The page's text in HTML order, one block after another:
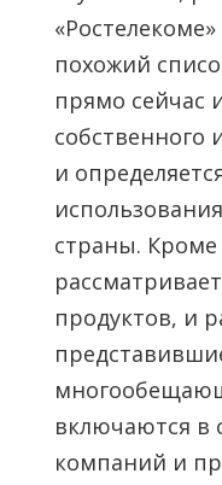
похожий
прямо сейчас
собственного
и
страны.
продуктов, и
включаются в
компаний и